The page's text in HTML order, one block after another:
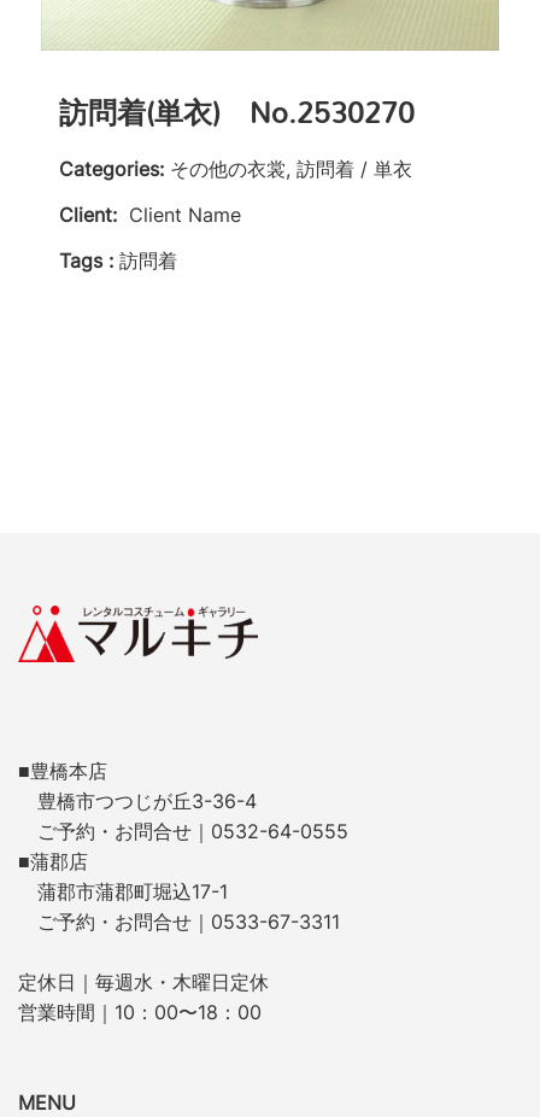
訪問着(単衣) No.2530270
Categories: その他の衣裳, 訪問着 / 単衣
Client: Client Name
Tags : 訪問着
■豊橋本店
豊橋市つつじが丘3-36-4
ご予約・お問合せ｜0532-64-0555
■蒲郡店
蒲郡市蒲郡町堀込17-1
ご予約・お問合せ｜0533-67-3311
定休日｜毎週水・木曜日定休
営業時間｜10：00〜18：00
MENU